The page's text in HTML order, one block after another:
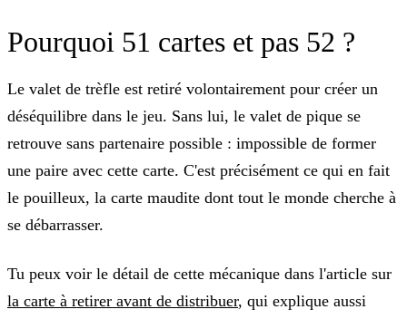
Pourquoi 51 cartes et pas 52 ?
Le valet de trèfle est retiré volontairement pour créer un
déséquilibre dans le jeu. Sans lui, le valet de pique se
retrouve sans partenaire possible : impossible de former
une paire avec cette carte. C'est précisément ce qui en fait
le pouilleux, la carte maudite dont tout le monde cherche à
se débarrasser.
Tu peux voir le détail de cette mécanique dans l'article sur
la carte à retirer avant de distribuer, qui explique aussi